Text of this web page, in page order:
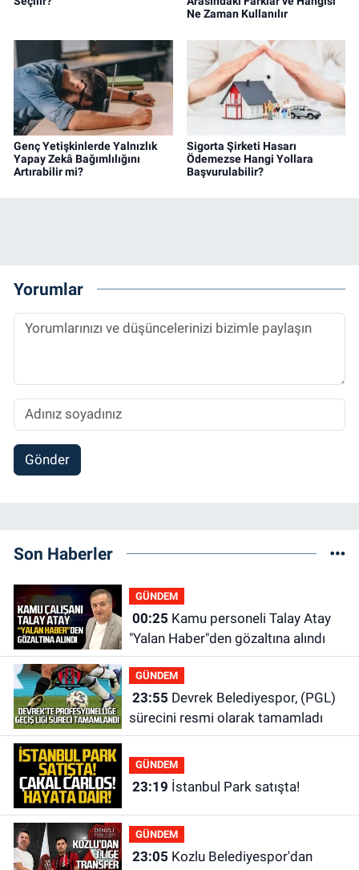
Ne Zaman Kullanılır
Genç Yetişkinlerde Yalnızlık
Yapay Zekâ Bağımlılığını
Artırabilir mi?
Sigorta Şirketi Hasarı
Ödemezse Hangi Yollara
Başvurulabilir?
Yorumlar
Gönder
Son Haberler
GÜNDEM
00:25
"Yalan Haber"den gözaltına alındı
GÜNDEM
23:55
sürecini resmi olarak tamamladı
GÜNDEM
23:19 İstanbul Park satışta!
GÜNDEM
23:05